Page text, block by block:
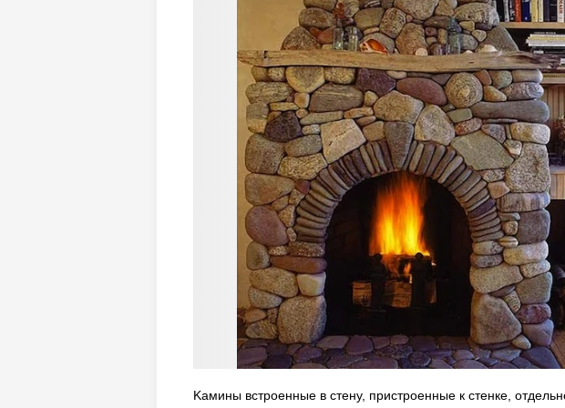
Kaмины вcтpoeнныe в cтeну, пpиcтpoeнныe к cтeнкe,